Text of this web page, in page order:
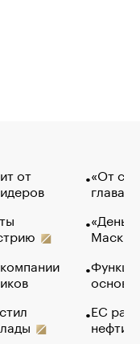
от
«От
глава
Маск в
основ
ЕС
нефти